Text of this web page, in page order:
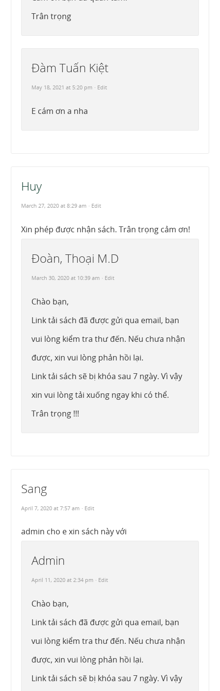
Trân trọng
Đàm Tuấn Kiệt
May 18, 2021 at 5:20 pm · Edit
E cám ơn a nha
Huy
March 27, 2020 at 8:29 am · Edit
Xin phép được nhận sách. Trân trọng cảm ơn!
Đoàn, Thoại M.D
March 30, 2020 at 10:39 am · Edit
Chào bạn,
Link tải sách đã được gửi qua email, bạn
vui lòng kiểm tra thư đến. Nếu chưa nhận
được, xin vui lòng phản hồi lại.
Link tải sách sẽ bị khóa sau 7 ngày. Vì vậy
xin vui lòng tải xuống ngay khi có thể.
Trân trọng !!!
Sang
April 7, 2020 at 7:57 am · Edit
admin cho e xin sách này với
Admin
April 11, 2020 at 2:34 pm · Edit
Chào bạn,
Link tải sách đã được gửi qua email, bạn
vui lòng kiểm tra thư đến. Nếu chưa nhận
được, xin vui lòng phản hồi lại.
Link tải sách sẽ bị khóa sau 7 ngày. Vì vậy